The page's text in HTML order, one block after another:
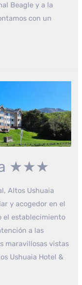
Beagle y a la
con un
★★★
Altos Ushuaia
y acogedor en el
el establecimiento
a las
maravillosas vistas
Ushuaia Hotel &